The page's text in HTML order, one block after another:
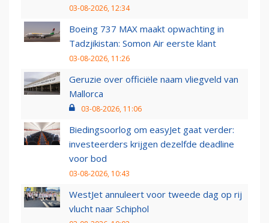
03-08-2026, 12:34
Boeing 737 MAX maakt opwachting in
Tadzjikistan: Somon Air eerste klant
03-08-2026, 11:26
Geruzie over officiële naam vliegveld van
Mallorca
03-08-2026, 11:06
Biedingsoorlog om easyJet gaat verder:
investeerders krijgen dezelfde deadline
voor bod
03-08-2026, 10:43
WestJet annuleert voor tweede dag op rij
vlucht naar Schiphol